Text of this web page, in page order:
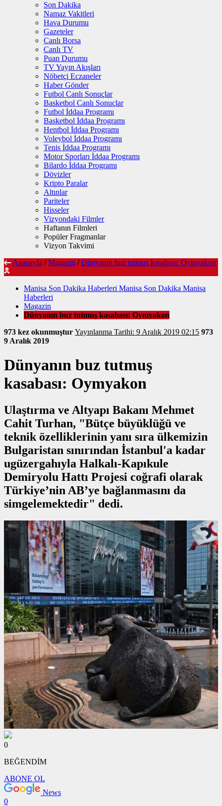
Son Dakika
Namaz Vakitleri
Hava Durumu
Gazeteler
Canlı Borsa
Canlı TV
Puan Durumu
TV Yayın Akışları
Nöbetçi Eczaneler
Haber Gönder
Futbol Canlı Sonuçlar
Basketbol Canlı Sonuçlar
Futbol İddaa Programı
Basketbol İddaa Programı
Hentbol İddaa Programı
Voleybol İddaa Programı
Tenis İddaa Programı
Motor Sporları İddaa Programı
Bilardo İddaa Programı
Dövizler
Kripto Paralar
Altınlar
Pariteler
Hisseler
Vizyondaki Filmler
Haftanın Filmleri
Popüler Fragmanlar
Vizyon Takvimi
Anasayfa / Magazin / Dünyanın buz tutmuş kasabası: Oymyakon
Manisa Son Dakika Haberleri Manisa Son Dakika Manisa
Haberleri
Magazin
Dünyanın buz tutmuş kasabası: Oymyakon
973 kez okunmuştur Yayınlanma Tarihi: 9 Aralık 2019 02:15 973
9 Aralık 2019
Dünyanın buz tutmuş
kasabası: Oymyakon
Ulaştırma ve Altyapı Bakanı Mehmet
Cahit Turhan, "Bütçe büyüklüğü ve
teknik özelliklerinin yanı sıra ülkemizin
Bulgaristan sınırından İstanbul'a kadar
ugüzergahıyla Halkalı-Kapıkule
Demiryolu Hattı Projesi coğrafi olarak
Türkiye’nin AB’ye bağlanmasını da
simgelemektedir" dedi.
0
BEĞENDİM
ABONE OL
News
0